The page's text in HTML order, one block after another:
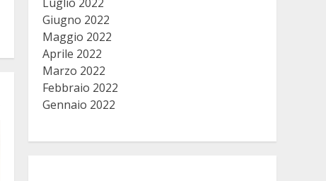
Giugno 2022
Maggio 2022
Aprile 2022
Marzo 2022
Febbraio 2022
Gennaio 2022